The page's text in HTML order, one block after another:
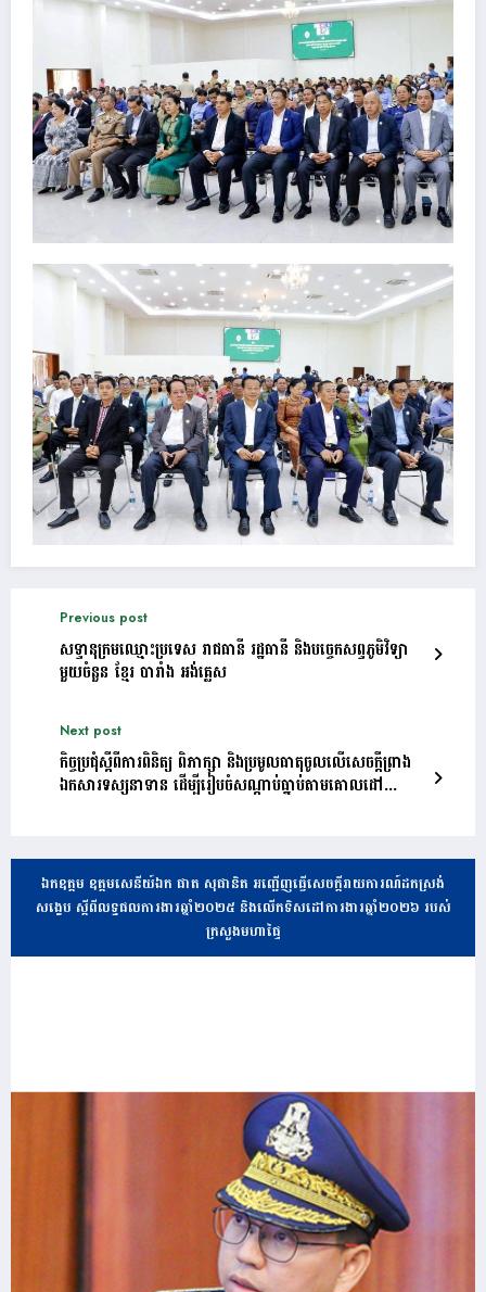
Previous post
សទ្ទានុក្រមឈ្មោះប្រទេស រាជធានី រដ្ឋធានី និងបច្ចេកសព្ទភូមិវិទ្យា
មួយចំនួន ខ្មែរ បារាំង អង់គ្លេស
Next post
កិច្ចប្រជុំស្ដីពីការពិនិត្យ ពិភាក្សា និងប្រមូលធាតុចូលលើសេចក្ដីព្រាង
ឯកសារទស្សនាទាន ដើម្បីរៀបចំសណ្ដាប់ធ្នាប់តាមគោលដៅ
ឯកឧត្តម ឧត្តមសេនីយ៍ឯក ផាត សុផានិត អញ្ជើញធ្វើសេចក្តីរាយការណ៍ដកស្រង់
សង្ខេប ស្តីពីលទ្ធផលការងារឆ្នាំ២០២៥ និងលើកទិសដៅការងារឆ្នាំ២០២៦ របស់
ក្រសួងមហាផ្ទៃ